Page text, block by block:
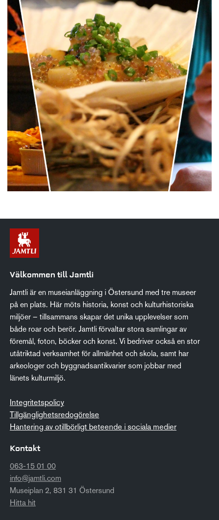
Välkommen till Jamtli
Jamtli är en museianläggning i Östersund med tre museer
på en plats. Här möts historia, konst och kulturhistoriska
miljöer – tillsammans skapar det unika upplevelser som
både roar och berör. Jamtli förvaltar stora samlingar av
föremål, foton, böcker och konst. Vi bedriver också en stor
utåtriktad verksamhet för allmänhet och skola, samt har
arkeologer och byggnadsantikvarier som jobbar med
länets kulturmiljö.
Integritetspolicy
Tillgänglighetsredogörelse
Hantering av otillbörligt beteende i sociala medier
Kontakt
063-15 01 00
info@jamtli.com
Museiplan 2, 831 31 Östersund
Hitta hit